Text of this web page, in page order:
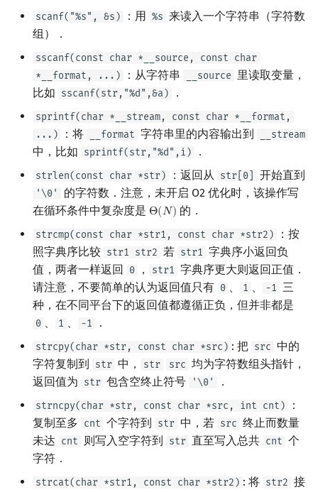
数学符号表
镜像站列表
致谢
技巧 Notepad++
Dev-C++
CLion
Geany
Xcode
Sublime Text
CP Editor
编译器
WSL (Windows 10)
Special Judge
Testlib
Checker
Polygon
OJ 工具
高级数据类型
文件操作
pair
常量
Lambda 表达式
pb_ds
编译优化
Pascal 转 C++ 急救
Java 速成
Java 进阶
贪心 基数排序
归并排序
堆排序
桶排序
希尔排序
Tim 排序
排序相关 STL
前缀和 & 差分
二分
倍增
A*
迭代加深搜索
回溯法
Dancing Links
Alpha–Beta 剪枝
DAG 上的 DP
状压 DP
数位 DP
插头 DP
计数 DP
概率 DP
DP 套 DP
DP 优化
WQS 二分
其它 DP 方法
高精度计算
置换和排列
弧度制与坐标系
复数
筛法
裴蜀定理 & 一次不定方程
费马小定理 & 欧拉定理
模逆元
线性同余方程
升幂引理
阶乘取模
同余方程
阶 & 原根
Chirp Z 变换
多项式多点求值|快速插值
多项式初等函数
常系数齐次线性递推
多项式平移|连续点值平移
Lagrange 反演
形式幂级数复合|复合逆
指数生成函数
组合数学
卡特兰数
贝尔数
伯努利数
Entringer Number
Eulerian Number
范德蒙德卷积
Pólya 计数
线性代数
行列式
线性基
线性映射
特征多项式
对角化
线性规划
抽象代数
博弈论
数值算法
并查集
块状数据结构
单调栈
单调队列
线段树
划分树
二叉搜索树 & 平衡树
笛卡尔树
AVL 树
红黑树
左偏红黑树
AA 树
跳表
可持久化数据结构
可持久化可并堆
树套树
K-D Tree
树上问题 树链剖分
虚树
树分治
动态树分治
AHU 算法
树上随机游走
拓扑排序
最短路问题
生成树问题
斯坦纳树
连通性相关
环计数问题
最小环
2-SAT
哈密顿图
二分图
Stoer–Wagner 算法
稳定匹配
三角剖分
扫描线
旋转卡壳
半平面交
平面最近点对
反演变换
计算几何杂项
随机化
有限状态自动机
计算理论基础
字节顺序
约瑟夫问题
在一台机器上规划任务
主元素问题
Garsia–Wachs 算法
15-puzzle
珂朵莉树/颜色段均摊
空间优化简介
scanf("%s", &s) ：用 %s 来读入一个字符串（字符数
组）．
sscanf(const char *__source, const char
*__format, ...)
：从字符串 __source 里读取变量，
比如 sscanf(str,"%d",&a) ．
sprintf(char *__stream, const char *__format,
...)
：将 __format 字符串里的内容输出到 __stream
中，比如 sprintf(str,"%d",i) ．
strlen(const char *str) ：返回从 str[0] 开始直到
'\0'
的字符数．注意，未开启 O2 优化时，该操作写
在循环条件中复杂度是 Θ(𝑁)
Θ(N) 的．
strcmp(const char *str1, const char *str2)
：按
照字典序比较 str1 str2 若 str1 字典序小返回负
值，两者一样返回
0 ， str1 字典序更大则返回正值．
请注意，不要简单的认为返回值只有 0 、 1 、 -1 三
种，在不同平台下的返回值都遵循正负，但并非都是
0 、 1 、 -1 ．
strcpy(char *str, const char *src) : 把 src 中的
字符复制到 str 中， str src 均为字符数组头指针，
返回值为 str 包含空终止符号 '\0' ．
strncpy(char *str, const char *src, int cnt)
：
复制至多 cnt 个字符到 str 中，若 src 终止而数量
未达 cnt 则写入空字符到 str 直至写入总共 cnt 个
字符．
strcat(char *str1, const char *str2) : 将 str2 接